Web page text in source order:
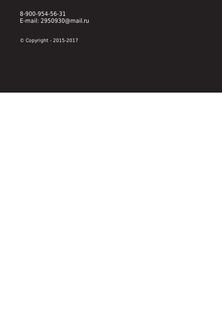
8-900-954-56-31
E-mail: 2950930@mail.ru
© Copyright - 2015-2017